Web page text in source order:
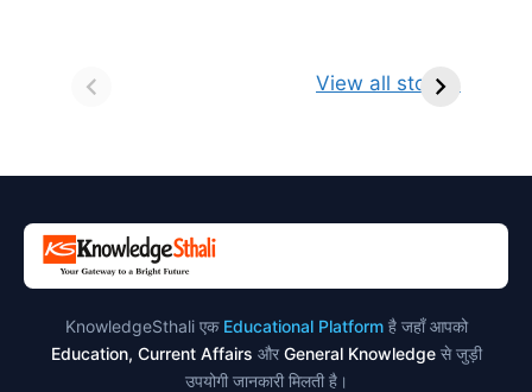
View all stories
किसे कहते है?
ज्योतिर्लिंग | नाम,
KnowledgeSthali एक Educational Platformहै जहाँ आपको
Education, Current Affairs और General Knowledgeसे जुड़ी
उपयोगी जानकारी मिलती है।